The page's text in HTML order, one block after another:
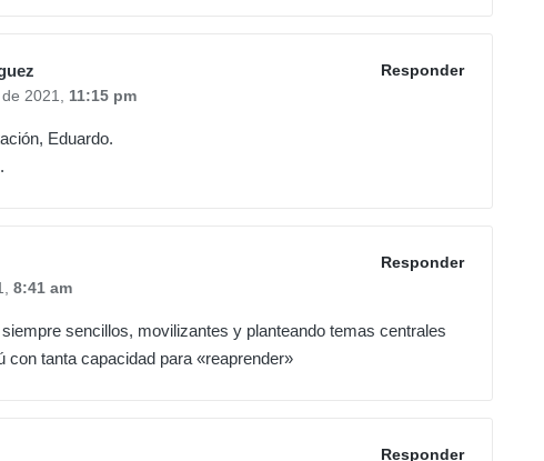
Responder
2021, 11:15 pm
Eduardo.
Responder
8:41 am
sencillos, movilizantes y planteando temas centrales
con tanta capacidad para «reaprender»
Responder